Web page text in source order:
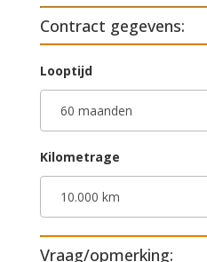
Contract gegevens:
Looptijd
Kilometrage
Vraag/opmerking: